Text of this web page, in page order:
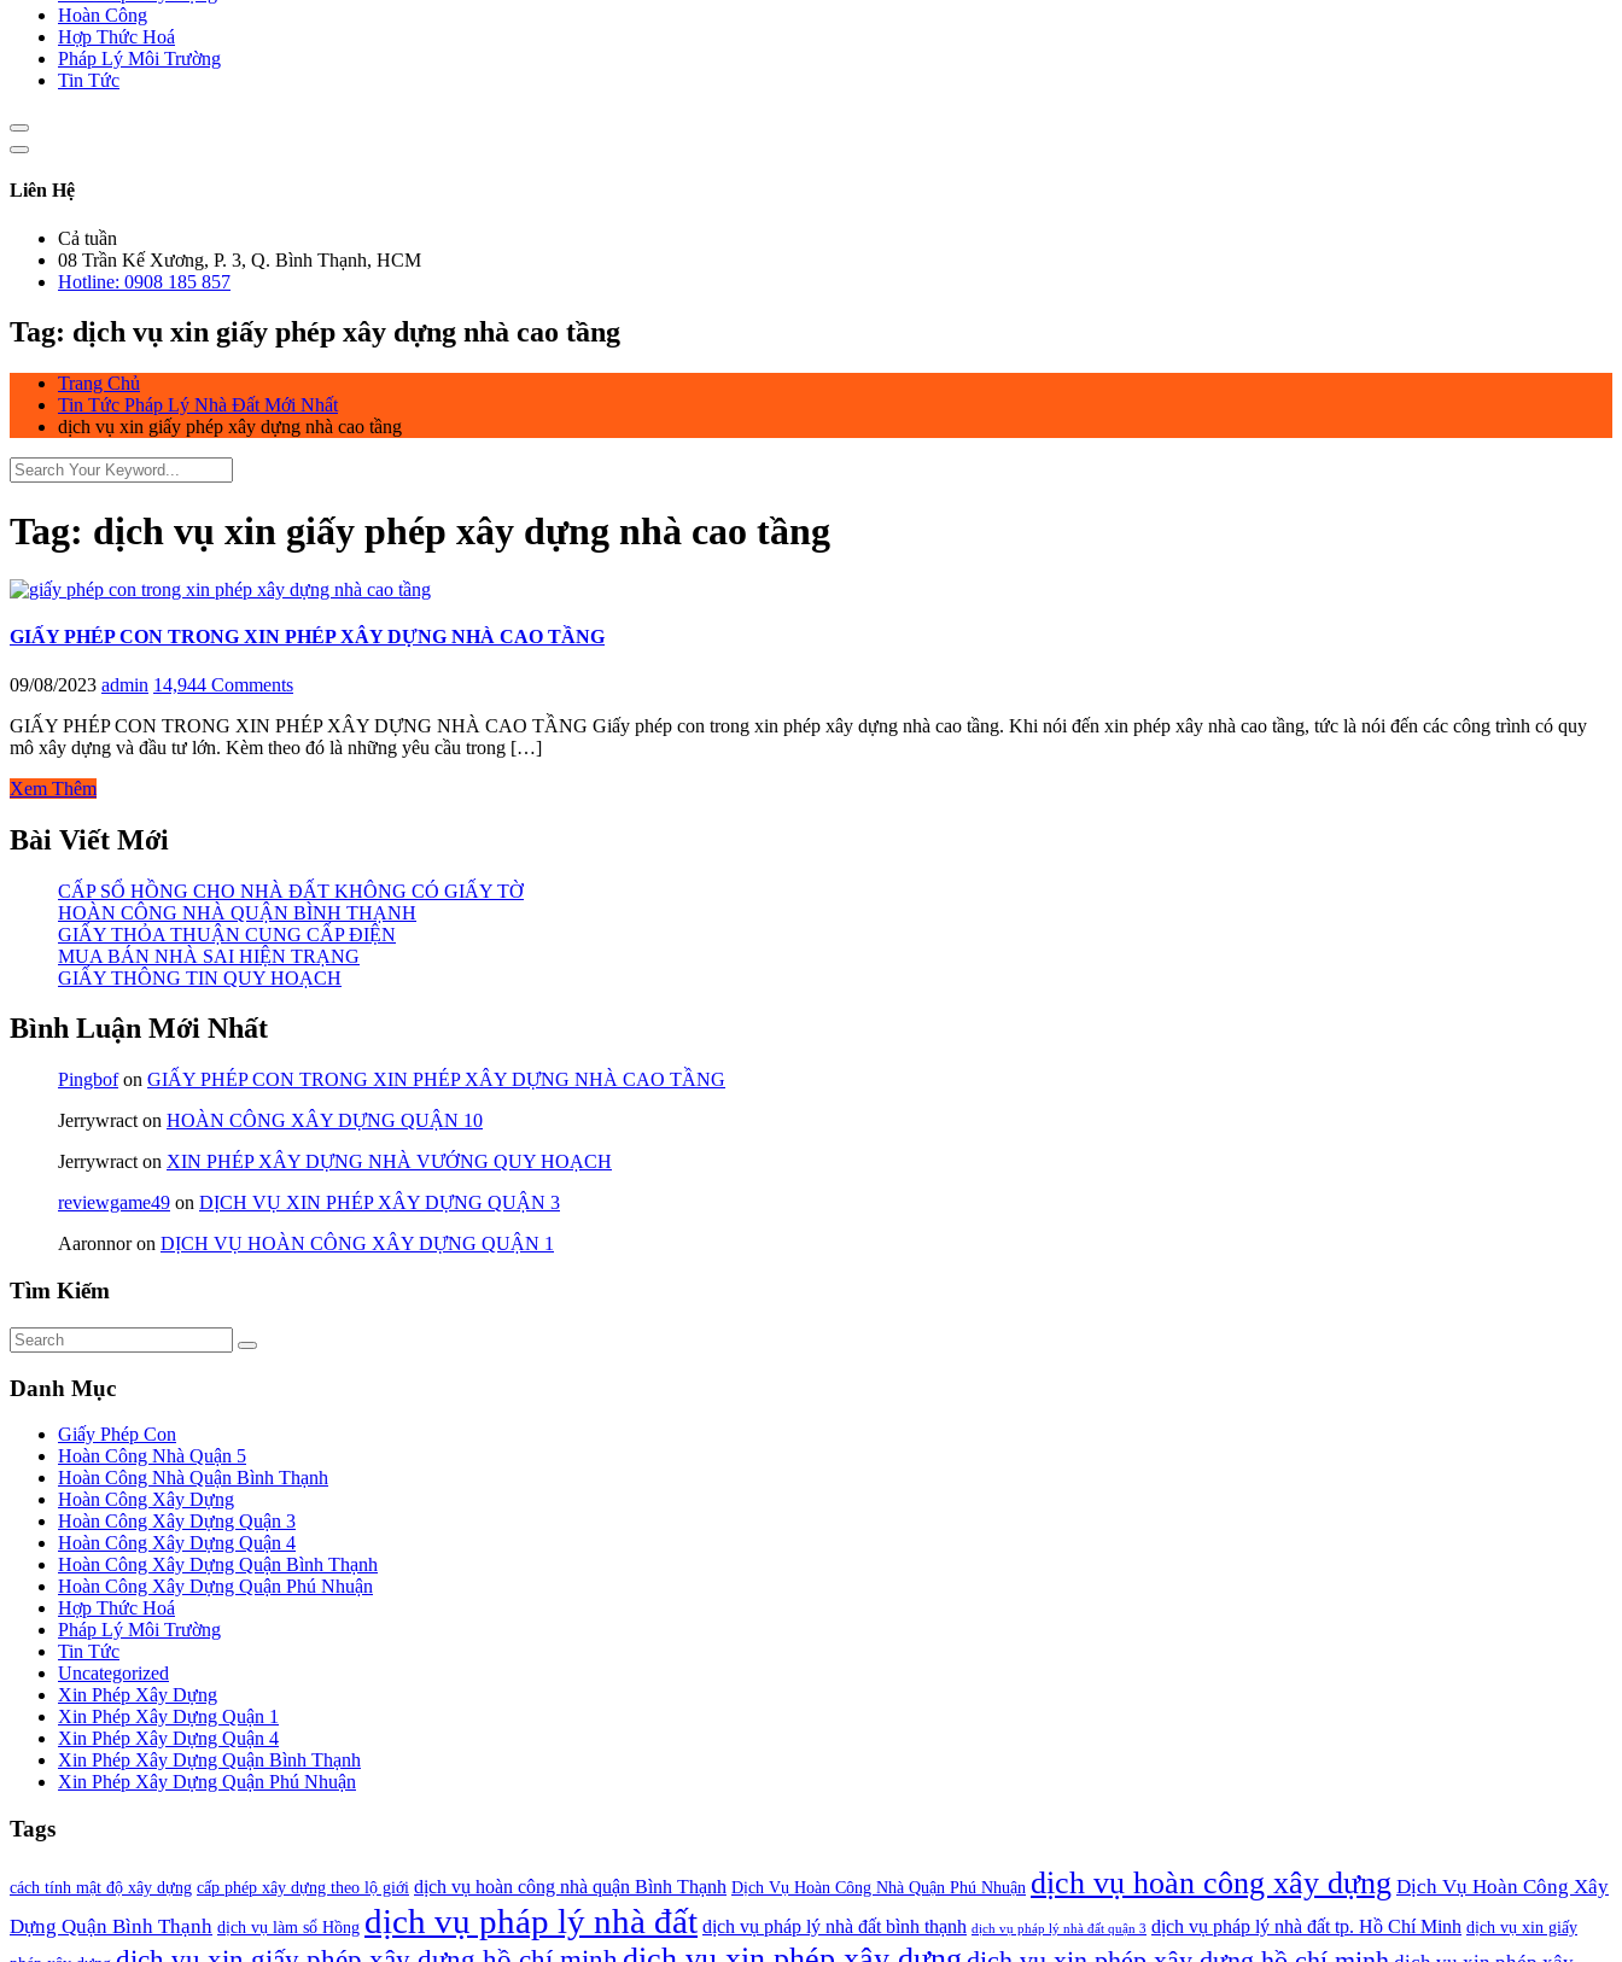
Hoàn Công
Hợp Thức Hoá
Pháp Lý Môi Trường
Tin Tức
Liên Hệ
Cả tuần
08 Trần Kế Xương, P. 3, Q. Bình Thạnh, HCM
Hotline: 0908 185 857
Tag: dịch vụ xin giấy phép xây dựng nhà cao tầng
Trang Chủ
Tin Tức Pháp Lý Nhà Đất Mới Nhất
dịch vụ xin giấy phép xây dựng nhà cao tầng
Tag: dịch vụ xin giấy phép xây dựng nhà cao tầng
GIẤY PHÉP CON TRONG XIN PHÉP XÂY DỰNG NHÀ CAO TẦNG
09/08/2023 admin 14,944 Comments
GIẤY PHÉP CON TRONG XIN PHÉP XÂY DỰNG NHÀ CAO TẦNG Giấy phép con trong xin phép xây dựng nhà cao tầng. Khi nói đến xin phép xây nhà cao tầng, tức là nói đến các công trình có quy
mô xây dựng và đầu tư lớn. Kèm theo đó là những yêu cầu trong […]
Xem Thêm
Bài Viết Mới
CẤP SỔ HỒNG CHO NHÀ ĐẤT KHÔNG CÓ GIẤY TỜ
HOÀN CÔNG NHÀ QUẬN BÌNH THẠNH
GIẤY THỎA THUẬN CUNG CẤP ĐIỆN
MUA BÁN NHÀ SAI HIỆN TRẠNG
GIẤY THÔNG TIN QUY HOẠCH
Bình Luận Mới Nhất
Pingbofon GIẤY PHÉP CON TRONG XIN PHÉP XÂY DỰNG NHÀ CAO TẦNG
Jerrywract on HOÀN CÔNG XÂY DỰNG QUẬN 10
Jerrywract on XIN PHÉP XÂY DỰNG NHÀ VƯỚNG QUY HOẠCH
reviewgame49 on DỊCH VỤ XIN PHÉP XÂY DỰNG QUẬN 3
Aaronnoron DỊCH VỤ HOÀN CÔNG XÂY DỰNG QUẬN 1
Tìm Kiếm
Danh Mục
Giấy Phép Con
Hoàn Công Nhà Quận 5
Hoàn Công Nhà Quận Bình Thạnh
Hoàn Công Xây Dựng
Hoàn Công Xây Dựng Quận 3
Hoàn Công Xây Dựng Quận 4
Hoàn Công Xây Dựng Quận Bình Thạnh
Hoàn Công Xây Dựng Quận Phú Nhuận
Hợp Thức Hoá
Pháp Lý Môi Trường
Tin Tức
Uncategorized
Xin Phép Xây Dựng
Xin Phép Xây Dựng Quận 1
Xin Phép Xây Dựng Quận 4
Xin Phép Xây Dựng Quận Bình Thạnh
Xin Phép Xây Dựng Quận Phú Nhuận
Tags
cách tính mật độ xây dựng cấp phép xây dựng theo lộ giới dịch vụ hoàn công nhà quận Bình Thạnh Dịch Vụ Hoàn Công Nhà Quận Phú Nhuận dịch vụ hoàn công xây dựng Dịch Vụ Hoàn Công Xây
Dựng Quận Bình Thạnh dịch vụ làm sổ Hồng dịch vụ pháp lý nhà đất dịch vụ pháp lý nhà đất bình thạnh dịch vụ pháp lý nhà đất quận 3 dịch vụ pháp lý nhà đất tp. Hồ Chí Minh dịch vụ xin giấy